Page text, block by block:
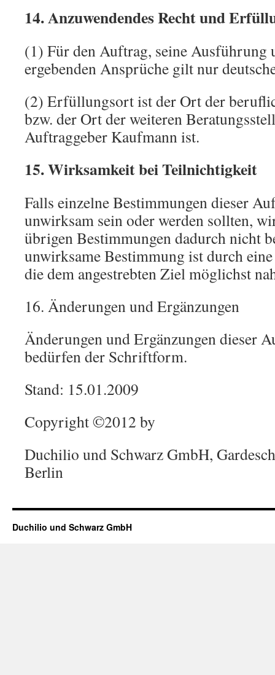
14. Anzuwendendes Recht und
(1) Für den Auftrag, seine Ausführung
ergebenden Ansprüche gilt nur
(2) Erfüllungsort ist der Ort der
bzw. der Ort der weiteren
Auftraggeber Kaufmann ist.
15. Wirksamkeit bei Teilnichtigkeit
Falls einzelne Bestimmungen dieser
unwirksam sein oder werden sollten,
übrigen Bestimmungen dadurch nicht
unwirksame Bestimmung ist durch
die dem angestrebten Ziel möglichst
16. Änderungen und Ergänzungen
Änderungen und Ergänzungen dieser
bedürfen der Schriftform.
Stand: 15.01.2009
Copyright ©2012 by
Duchilio und Schwarz GmbH,
Berlin
Duchilio und Schwarz GmbH